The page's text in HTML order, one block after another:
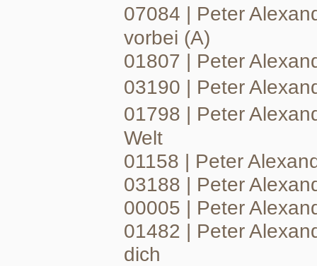
07084 | Peter
vorbei (A)
01807 | Peter
03190 | Peter
01798 | Peter
Welt
01158 | Peter
03188 | Peter
00005 | Peter
01482 | Peter
dich